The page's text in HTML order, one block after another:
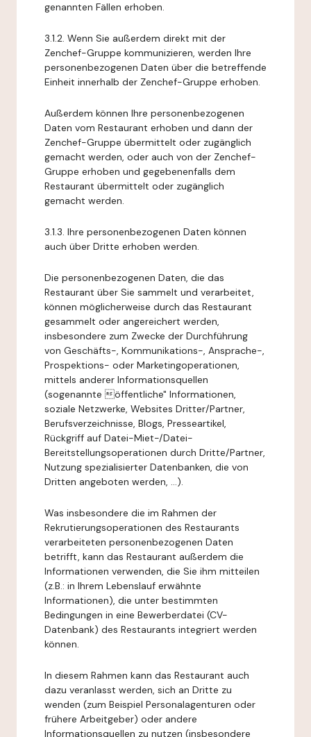
genannten Fällen erhoben.
3.1.2. Wenn Sie außerdem direkt mit der
Zenchef-Gruppe kommunizieren, werden Ihre
personenbezogenen Daten über die betreffende
Einheit innerhalb der Zenchef-Gruppe erhoben.
Außerdem können Ihre personenbezogenen
Daten vom Restaurant erhoben und dann der
Zenchef-Gruppe übermittelt oder zugänglich
gemacht werden, oder auch von der Zenchef-
Gruppe erhoben und gegebenenfalls dem
Restaurant übermittelt oder zugänglich
gemacht werden.
3.1.3. Ihre personenbezogenen Daten können
auch über Dritte erhoben werden.
Die personenbezogenen Daten, die das
Restaurant über Sie sammelt und verarbeitet,
können möglicherweise durch das Restaurant
gesammelt oder angereichert werden,
insbesondere zum Zwecke der Durchführung
von Geschäfts-, Kommunikations-, Ansprache-,
Prospektions- oder Marketingoperationen,
mittels anderer Informationsquellen
(sogenannte öffentliche" Informationen,
soziale Netzwerke, Websites Dritter/Partner,
Berufsverzeichnisse, Blogs, Presseartikel,
Rückgriff auf Datei-Miet-/Datei-
Bereitstellungsoperationen durch Dritte/Partner,
Nutzung spezialisierter Datenbanken, die von
Dritten angeboten werden, ...).
Was insbesondere die im Rahmen der
Rekrutierungsoperationen des Restaurants
verarbeiteten personenbezogenen Daten
betrifft, kann das Restaurant außerdem die
Informationen verwenden, die Sie ihm mitteilen
(z.B.: in Ihrem Lebenslauf erwähnte
Informationen), die unter bestimmten
Bedingungen in eine Bewerberdatei (CV-
Datenbank) des Restaurants integriert werden
können.
In diesem Rahmen kann das Restaurant auch
dazu veranlasst werden, sich an Dritte zu
wenden (zum Beispiel Personalagenturen oder
frühere Arbeitgeber) oder andere
Informationsquellen zu nutzen (insbesondere